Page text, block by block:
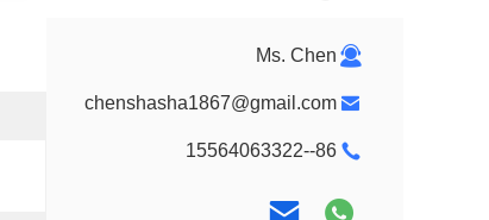
Ms. Chen
chenshasha1867@gmail.com
86--15564063322